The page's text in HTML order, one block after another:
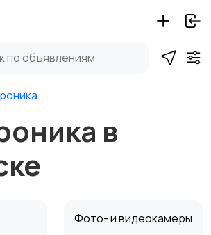
в
Фото- и видеокамеры